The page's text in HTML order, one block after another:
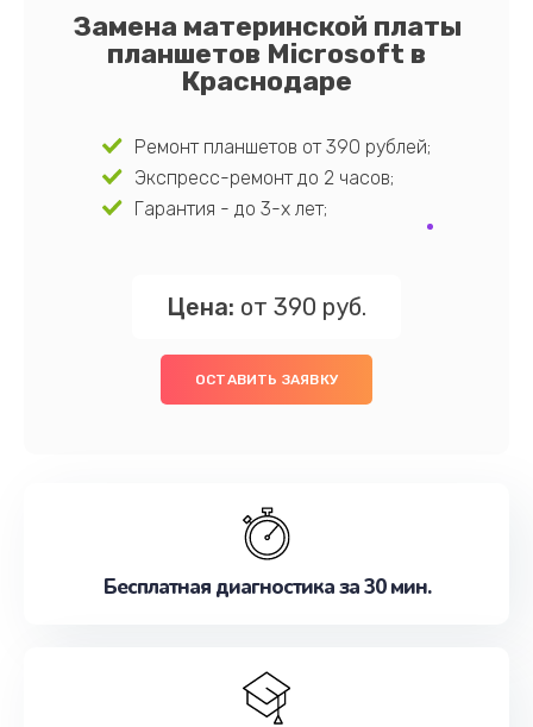
Замена материнской платы
планшетов Microsoft в
Краснодаре
Ремонт планшетов от 390 рублей;
Экспресс-ремонт до 2 часов;
Гарантия - до 3-х лет;
Цена: от 390 руб.
ОСТАВИТЬ ЗАЯВКУ
Бесплатная диагностика за 30 мин.